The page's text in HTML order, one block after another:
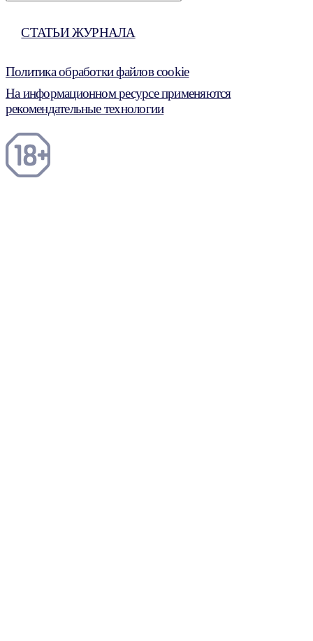
СТАТЬИ ЖУРНАЛА
Политика обработки файлов cookie
На информационном ресурсе применяются
рекомендательные технологии